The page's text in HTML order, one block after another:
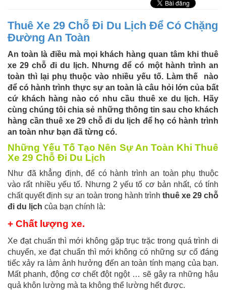
Thuê Xe 29 Chỗ Đi Du Lịch Để Có Chặng
Đường An Toàn
An toàn là điều mà mọi khách hàng quan tâm khi thuê
xe 29 chỗ đi du lịch. Nhưng để có một hành trình an
toàn thì lại phụ thuộc vào nhiều yếu tố. Làm thế nào
để có hành trình thực sự an toàn là câu hỏi lớn của bất
cứ khách hàng nào có nhu cầu thuê xe du lịch. Hãy
cùng chúng tôi chia sẻ những thông tin sau cho khách
hàng cần thuê xe 29 chỗ đi du lịch để họ có hành trình
an toàn như bạn đã từng có.
Những Yếu Tố Tạo Nên Sự An Toàn Khi Thuê
Xe 29 Chỗ Đi Du Lịch
Như đã khẳng định, để có hành trình an toàn phụ thuộc
vào rất nhiều yếu tố. Nhưng 2 yếu tố cơ bản nhất, có tính
chất quyết định sự an toàn trong hành trình thuê xe 29 chỗ
đi du lịch của bạn chính là:
+ Chất lượng xe.
Xe đạt chuẩn thì mới không gặp trục trặc trong quá trình di
chuyển, xe đạt chuẩn thì mới không có những sự cố đáng
tiếc xảy ra làm ảnh hưởng đến an toàn tính mạng của bạn.
Mất phanh, động cơ chết đột ngột … sẽ gây ra những hậu
quả khôn lường mà ta không thể lường hết được.